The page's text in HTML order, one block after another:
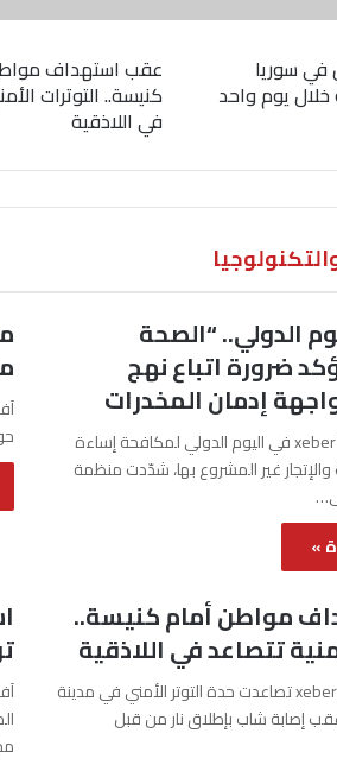
في سوريا
يوم واحد
عقب استهداف
كنيسة.. التوترات
في اللاذقية
الدولي.. “الصحة
ضرورة اتباع نهج
إدمان المخدرات
آفرين علو ـ xeber24.net في اليوم الدولي لمكافحة إساءة
غير المشروع بها، شدّدت منظمة
»
مواطن أمام كنيسة..
تتصاعد في اللاذقية
سوز خليل ـ xeber24.net تصاعدت حدة التوتر الأمني في مدينة
عقب إصابة شاب بإطلاق نار من قبل